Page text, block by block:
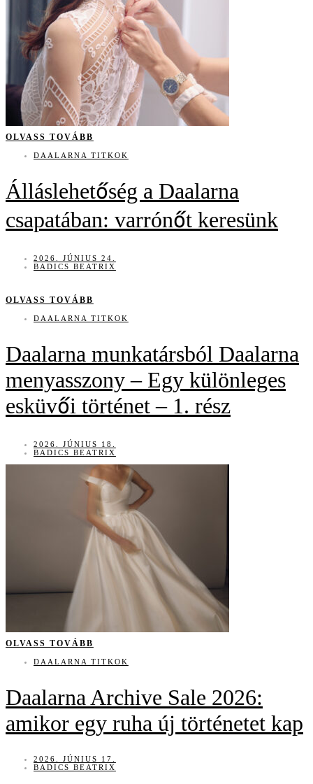
OLVASS TOVÁBB
DAALARNA TITKOK
Álláslehetőség a Daalarna
csapatában: varrónőt keresünk
2026. JÚNIUS 24.
BADICS BEATRIX
OLVASS TOVÁBB
DAALARNA TITKOK
Daalarna munkatársból Daalarna
menyasszony – Egy különleges
esküvői történet – 1. rész
2026. JÚNIUS 18.
BADICS BEATRIX
OLVASS TOVÁBB
DAALARNA TITKOK
Daalarna Archive Sale 2026:
amikor egy ruha új történetet kap
2026. JÚNIUS 17.
BADICS BEATRIX